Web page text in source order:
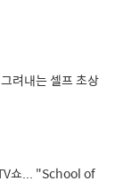
려내는 셀프 초상
쇼... "School of